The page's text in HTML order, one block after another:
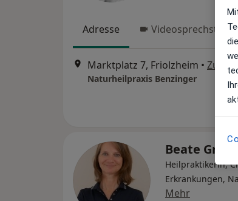
Adresse
Marktplatz 7, Friolzheim • Zu
Naturheilpraxis Benzinger
Beate Graf
Heilpraktikerin,
Erkrankungen,
Mehr